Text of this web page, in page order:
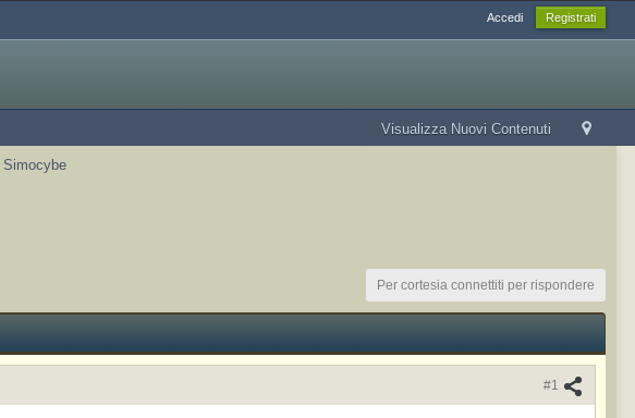
Accedi Registrati
Visualizza Nuovi Contenuti
Simocybe
Per cortesia connettiti per rispondere
#1